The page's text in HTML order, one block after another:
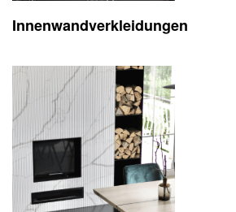
Innenwandverkleidungen